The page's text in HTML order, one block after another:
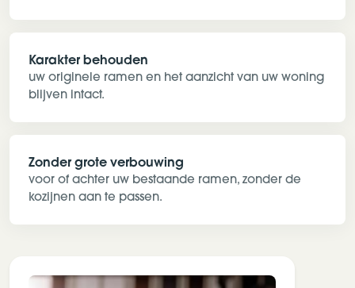
Karakter behouden
uw originele ramen en het aanzicht van uw woning
blijven intact.
Zonder grote verbouwing
voor of achter uw bestaande ramen, zonder de
kozijnen aan te passen.